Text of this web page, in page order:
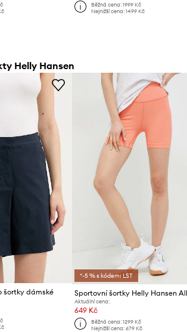
Běžná cena: 1999 Kč
Nejnižší cena: 1499 Kč
Helly Hansen
šortky dámské
*-5 % s kódem: LST
Sportovní šortky Helly Hansen
Aktuální cena:
649 Kč
Běžná cena: 1299 Kč
Nejnižší cena: 679 Kč